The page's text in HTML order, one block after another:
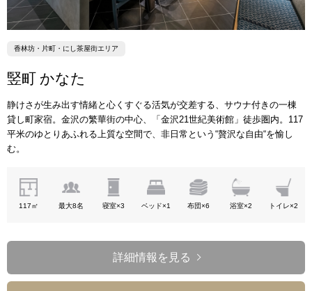
香林坊・片町・にし茶屋街エリア
竪町 かなた
静けさが生み出す情緒と心くすぐる活気が交差する、サウナ付きの一棟
貸し町家宿。金沢の繁華街の中心、「金沢21世紀美術館」徒歩圏内。117
平米のゆとりあふれる上質な空間で、非日常という“贅沢な自由“を愉し
む。
117㎡ 最大8名 寝室×3 ベッド×1 布団×6 浴室×2 トイレ×2
詳細情報を見る